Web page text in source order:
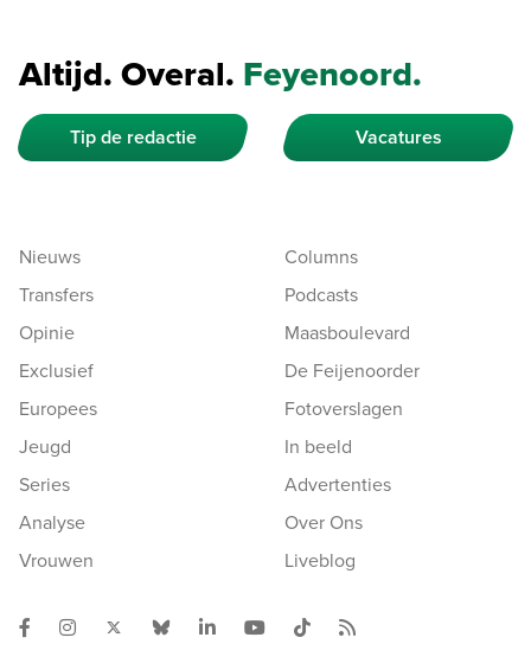
Altijd. Overal. Feyenoord.
Tip de redactie Vacatures
Nieuws
Transfers
Opinie
Exclusief
Europees
Jeugd
Series
Analyse
Vrouwen
Columns
Podcasts
Maasboulevard
De Feijenoorder
Fotoverslagen
In beeld
Advertenties
Over Ons
Liveblog